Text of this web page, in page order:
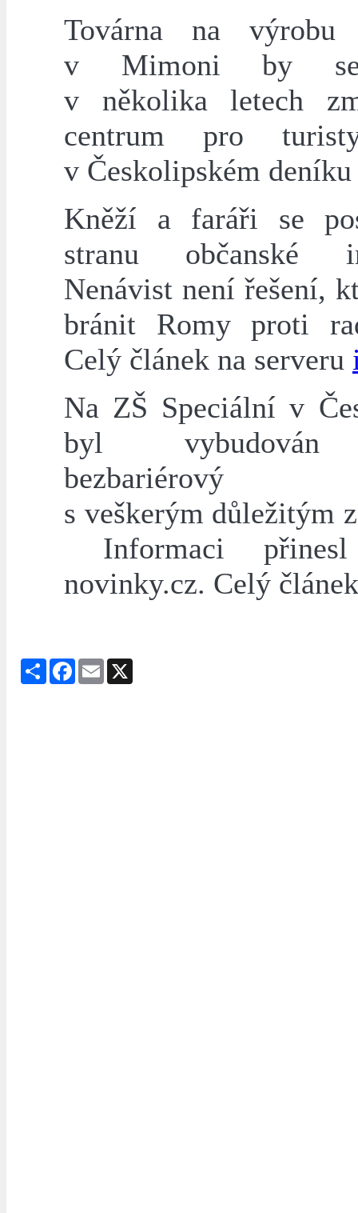
Továrna na výrobu
v Mimoni by
v několika letech
centrum pro
v Českolipském
Kněží a faráři se
stranu občanské
Nenávist není řešení,
bránit Romy proti
Celý článek na serveru
Na ZŠ Speciální v
byl
bezbariérový
s veškerým důležitým
Informaci
novinky.cz. Celý
Share Facebook
Email